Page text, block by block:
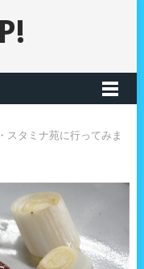
スタミナ苑に行ってみま